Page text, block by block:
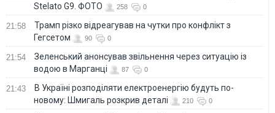
Stelato G9. ФОТО
258 0
21:58
Трамп різко відреагував на чутки про конфлікт з
Гегсетом
90 0
21:54
Зеленський анонсував звільнення через ситуацію із
водою в Марганці
87 0
21:43
В Україні розподіляти електроенергію будуть по-
новому: Шмигаль розкрив деталі
210 0